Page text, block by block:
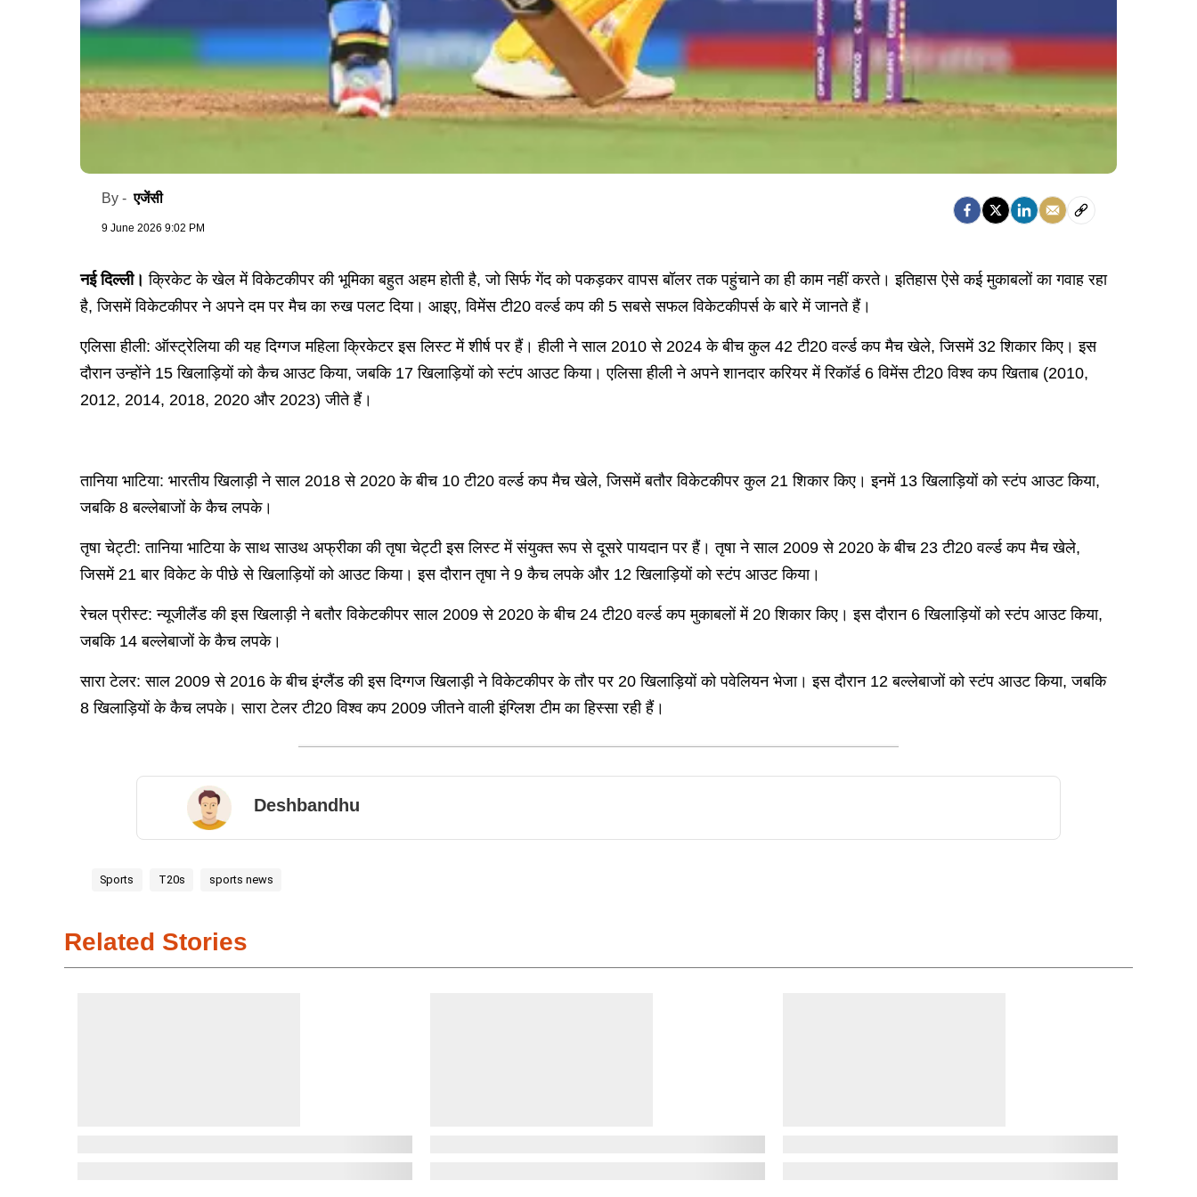
By -एजेंसी
9 June 2026 9:02 PM
नई दिल्ली। क्रिकेट के खेल में विकेटकीपर की भूमिका बहुत अहम होती है, जो सिर्फ गेंद को पकड़कर वापस बॉलर तक पहुंचाने का ही काम नहीं करते। इतिहास ऐसे कई मुकाबलों का गवाह रहा
है, जिसमें विकेटकीपर ने अपने दम पर मैच का रुख पलट दिया। आइए, विमेंस टी20 वर्ल्ड कप की 5 सबसे सफल विकेटकीपर्स के बारे में जानते हैं।
एलिसा हीली: ऑस्ट्रेलिया की यह दिग्गज महिला क्रिकेटर इस लिस्ट में शीर्ष पर हैं। हीली ने साल 2010 से 2024 के बीच कुल 42 टी20 वर्ल्ड कप मैच खेले, जिसमें 32 शिकार किए। इस
दौरान उन्होंने 15 खिलाड़ियों को कैच आउट किया, जबकि 17 खिलाड़ियों को स्टंप आउट किया। एलिसा हीली ने अपने शानदार करियर में रिकॉर्ड 6 विमेंस टी20 विश्व कप खिताब (2010,
2012, 2014, 2018, 2020 और 2023) जीते हैं।
तानिया भाटिया: भारतीय खिलाड़ी ने साल 2018 से 2020 के बीच 10 टी20 वर्ल्ड कप मैच खेले, जिसमें बतौर विकेटकीपर कुल 21 शिकार किए। इनमें 13 खिलाड़ियों को स्टंप आउट किया,
जबकि 8 बल्लेबाजों के कैच लपके।
तृषा चेट्टी: तानिया भाटिया के साथ साउथ अफ्रीका की तृषा चेट्टी इस लिस्ट में संयुक्त रूप से दूसरे पायदान पर हैं। तृषा ने साल 2009 से 2020 के बीच 23 टी20 वर्ल्ड कप मैच खेले,
जिसमें 21 बार विकेट के पीछे से खिलाड़ियों को आउट किया। इस दौरान तृषा ने 9 कैच लपके और 12 खिलाड़ियों को स्टंप आउट किया।
रेचल प्रीस्ट: न्यूजीलैंड की इस खिलाड़ी ने बतौर विकेटकीपर साल 2009 से 2020 के बीच 24 टी20 वर्ल्ड कप मुकाबलों में 20 शिकार किए। इस दौरान 6 खिलाड़ियों को स्टंप आउट किया,
जबकि 14 बल्लेबाजों के कैच लपके।
सारा टेलर: साल 2009 से 2016 के बीच इंग्लैंड की इस दिग्गज खिलाड़ी ने विकेटकीपर के तौर पर 20 खिलाड़ियों को पवेलियन भेजा। इस दौरान 12 बल्लेबाजों को स्टंप आउट किया, जबकि
8 खिलाड़ियों के कैच लपके। सारा टेलर टी20 विश्व कप 2009 जीतने वाली इंग्लिश टीम का हिस्सा रही हैं।
Deshbandhu
Sports T20s sports news
Related Stories